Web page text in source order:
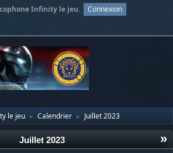
Infinity le jeu.
Connexion
le jeu ► Calendrier ► Juillet 2023
»
Juillet 2023